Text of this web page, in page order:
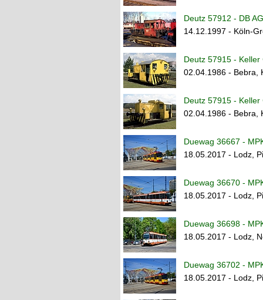
Deutz 57912 - DB
14.12.1997 - Köln-
Deutz 57915 - Keller
02.04.1986 - Bebra,
Deutz 57915 - Keller
02.04.1986 - Bebra,
Duewag 36667 -
18.05.2017 - Lodz,
Duewag 36670 -
18.05.2017 - Lodz,
Duewag 36698 -
18.05.2017 - Lodz,
Duewag 36702 -
18.05.2017 - Lodz,